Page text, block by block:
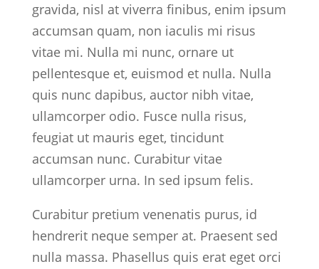
gravida, nisl at viverra finibus, enim ipsum
accumsan quam, non iaculis mi risus
vitae mi. Nulla mi nunc, ornare ut
pellentesque et, euismod et nulla. Nulla
quis nunc dapibus, auctor nibh vitae,
ullamcorper odio. Fusce nulla risus,
feugiat ut mauris eget, tincidunt
accumsan nunc. Curabitur vitae
ullamcorper urna. In sed ipsum felis.
Curabitur pretium venenatis purus, id
hendrerit neque semper at. Praesent sed
nulla massa. Phasellus quis erat eget orci